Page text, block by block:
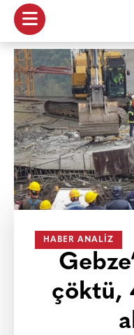
HABER ANALIZ
çöktü,